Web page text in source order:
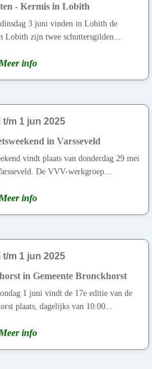
- Kermis in Lobith
3 juni vinden in Lobith de
Lobith zijn twee schuttersgilden...
Meer info
t/m 1 jun 2025
in Varsseveld
vindt plaats van donderdag 29 mei
De VVV-werkgroep...
Meer info
t/m 1 jun 2025
in Gemeente Bronckhorst
1 juni vindt de 17e editie van de
plaats, dagelijks van 10:00...
Meer info